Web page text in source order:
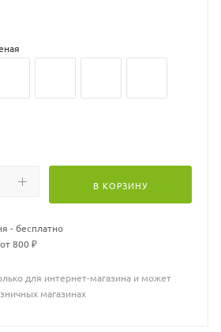
В КОРЗИНУ
- бесплатно
800 ₽
для интернет-магазина и может
магазинах